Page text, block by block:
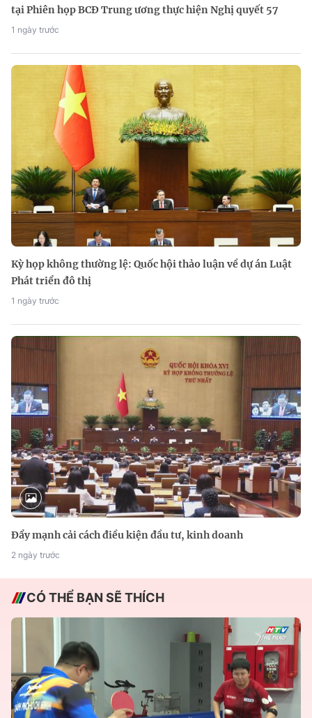
tại Phiên họp BCĐ Trung ương thực hiện Nghị quyết 57
1 ngày trước
Kỳ họp không thường lệ: Quốc hội thảo luận về dự án Luật
Phát triển đô thị
1 ngày trước
Đẩy mạnh cải cách điều kiện đầu tư, kinh doanh
2 ngày trước
CÓ THỂ BẠN SẼ THÍCH